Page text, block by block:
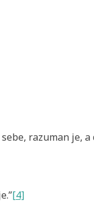
razuman je, a
[4]